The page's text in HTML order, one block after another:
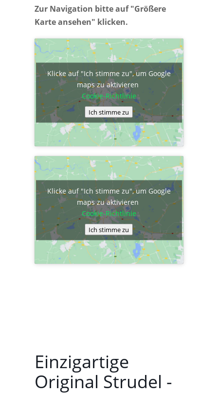
Zur Navigation bitte auf "Größere
Karte ansehen" klicken.
Klicke auf "Ich stimme zu", um Google
maps zu aktivieren
Cookie-Richtlinie
Ich stimme zu
Klicke auf "Ich stimme zu", um Google
maps zu aktivieren
Cookie-Richtlinie
Ich stimme zu
Einzigartige
Original Strudel -